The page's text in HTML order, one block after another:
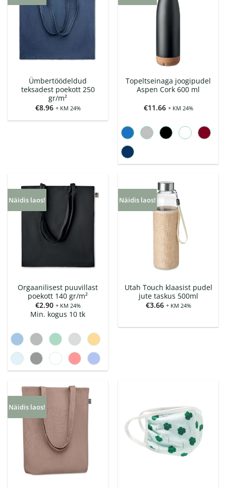
Ümbertöödeldud
teksadest poekott 250
gr/m²
€8.96 + KM 24%
Topeltseinaga joogipudel
Aspen Cork 600 ml
€11.66 + KM 24%
Näidis laos!
Orgaanilisest puuvillast
poekott 140 gr/m²
€2.90 + KM 24%
Min. kogus 10 tk
Näidis laos!
Utah Touch klaasist pudel
jute taskus 500ml
€3.66 + KM 24%
Näidis laos!